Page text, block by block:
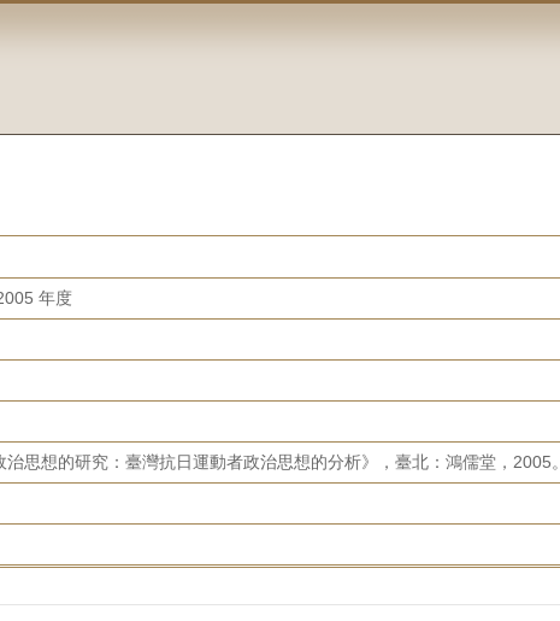
年度
治思想的研究：臺灣抗日運動者政治思想的分析》，臺北：鴻儒堂，2005。